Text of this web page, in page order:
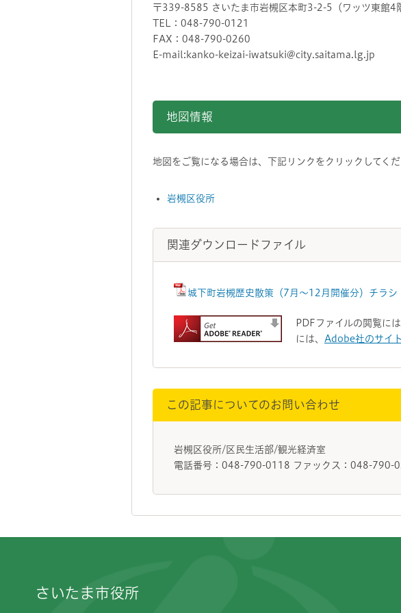
〒339-8585 さいたま市岩槻区本町3-2-5（ワッツ東館4
TEL：048-790-0121
FAX：048-790-0260
E-mail:kanko-keizai-iwatsuki@city.saitama.lg.jp
地図情報
地図をご覧になる場合は、下記リンクをクリックしてく
岩槻区役所
関連ダウンロードファイル
城下町岩槻歴史散策（7月～12月開催分）チラシ
PDFファイルの閲覧に
には、 Adobe社のサイ
この記事についてのお問い合わせ
岩槻区役所/区民生活部/観光経済室
電話番号：048-790-0118 ファックス：048-790-
さいたま市役所